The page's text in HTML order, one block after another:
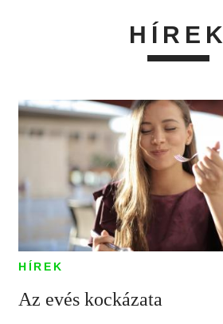
HÍREK
HÍREK
Az evés kockázata